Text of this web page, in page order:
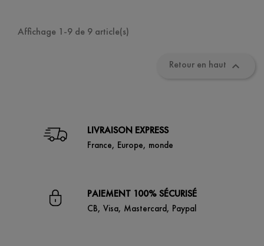
Affichage 1-9 de 9 article(s)
Retour en haut 
LIVRAISON EXPRESS
France, Europe, monde
PAIEMENT 100% SÉCURISÉ
CB, Visa, Mastercard, Paypal